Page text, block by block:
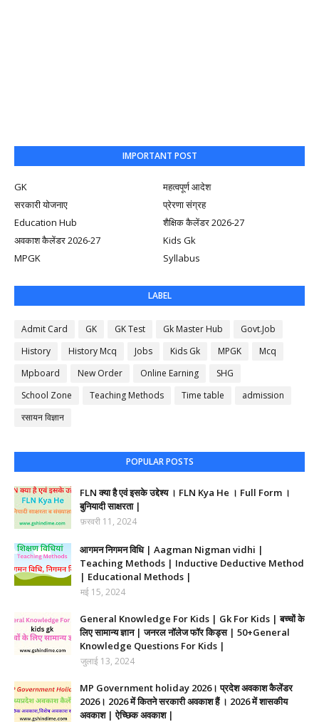
IMPORTANT POST
GK
महत्वपूर्ण आदेश
सरकारी योजनाए
प्रेरणा संग्रह
Education Hub
शैक्षिक कैलेंडर 2026-27
अवकाश कैलेंडर 2026-27
Kids Gk
MPGK
Syllabus
LABEL
Admit Card GK GK Test Gk Master Hub
Govt.Job
History
History Mcq Jobs Kids Gk MPGK
Mcq
Mpboard
New Order Online Earning
SHG
School Zone
Teaching Methods Time table
admission
रसायन विज्ञान
POPULAR POSTS
FLN क्या है एवं इसके उद्देश्य । FLN Kya He । Full Form ।
बुनियादी साक्षरता |
फ़रवरी 11, 2024
आगमन निगमन विधि | Aagman Nigman vidhi |
Teaching Methods | Inductive Deductive Method
| Educational Methods |
मई 15, 2024
General Knowledge For Kids | Gk For Kids | बच्चों के
लिए सामान्य ज्ञान | जनरल नॉलेज फॉर किड्स | 50+General
Knowledge Questions For Kids |
जुलाई 13, 2024
MP Government holiday 2026। प्रदेश अवकाश कैलेंडर
2026। 2026 में कितने सरकारी अवकाश हैं । 2026 में शासकीय
अवकाश | ऐच्छिक अवकाश |